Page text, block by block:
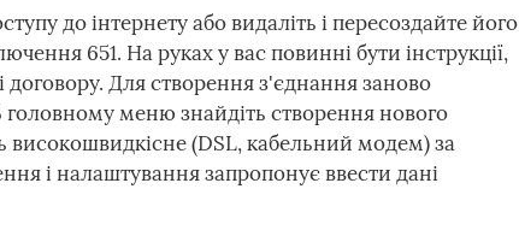
до інтернету або видаліть і пересоздайте його
651. На руках у вас повинні бути інструкції,
Для створення з'єднання заново
меню знайдіть створення нового
високошвидкісне (DSL, кабельний модем) за
і налаштування запропонує ввести дані